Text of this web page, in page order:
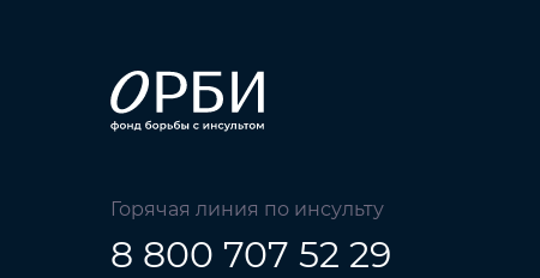
Горячая линия по инсульту
8 800 707 52 29